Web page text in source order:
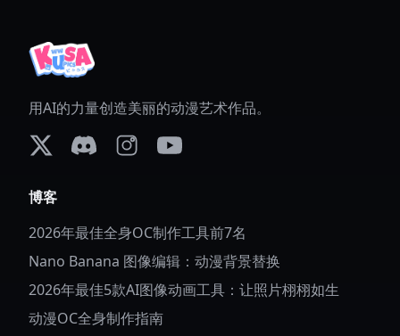
用AI的力量创造美丽的动漫艺术作品。
博客
2026年最佳全身OC制作工具前7名
Nano Banana 图像编辑：动漫背景替换
2026年最佳5款AI图像动画工具：让照片栩栩如生
动漫OC全身制作指南